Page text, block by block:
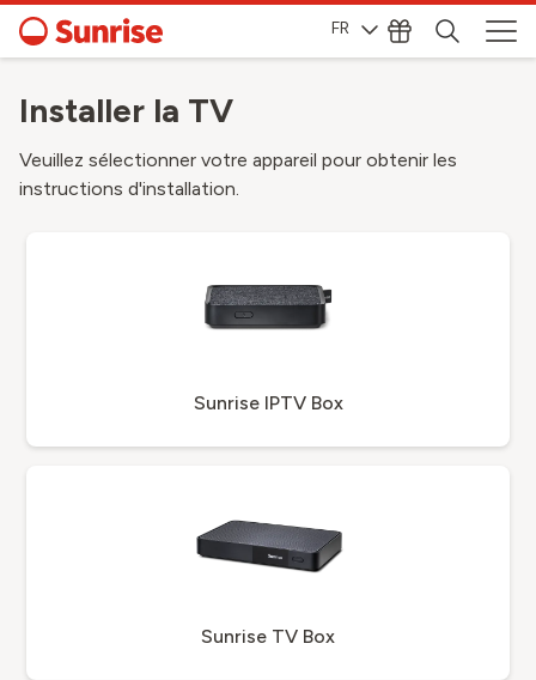
FR
Installer la TV
Veuillez sélectionner votre appareil pour obtenir les
instructions d'installation.
Sunrise IPTV Box
Sunrise TV Box